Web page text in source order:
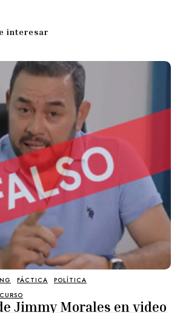
interesar
FÁCTICA
POLÍTICA
Jimmy Morales en video